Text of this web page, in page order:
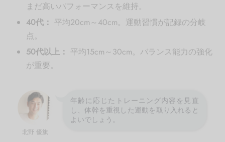
まだ高いパフォーマンスを維持。
40代： 平均20cm～40cm。運動習慣が記録の分岐
点。
50代以上： 平均15cm～30cm。バランス能力の強化
が重要。
北野 優旗
年齢に応じたトレーニング内容を見直
し、体幹を重視した運動を取り入れると
よいでしょう。